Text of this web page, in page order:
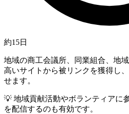
約15日
地域の商工会議所、同業組合、地
高いサイトから被リンクを獲得し
せます。
💡 地域貢献活動やボランティアに
を配信するのも有効です。